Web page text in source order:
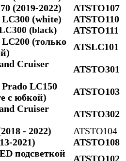
(2019-2022)
ATSTO107
(white)
ATSTO110
(black)
ATSTO111
(только
ATSLC101
Cruiser
ATSTO301
LC150
с юбкой)
ATSTO103
Cruiser
ATSTO302
- 2022)
ATSTO104
2021)
ATSTO108
подсветкой
ATSTO102